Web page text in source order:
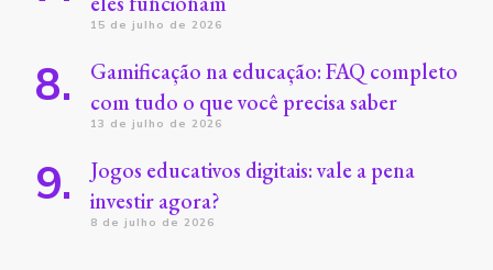
15 de julho de 2026
Gamificação na educação: FAQ completo
com tudo o que você precisa saber
13 de julho de 2026
Jogos educativos digitais: vale a pena
investir agora?
8 de julho de 2026